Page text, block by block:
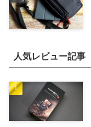
人気レビュー記事